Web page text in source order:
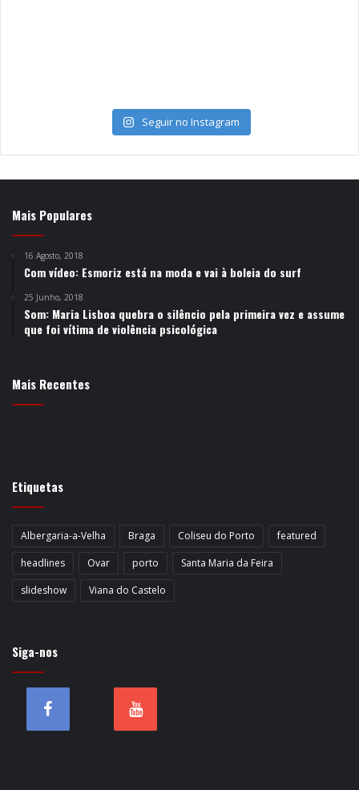
Seguir no Instagram
Mais Populares
16 Agosto, 2018
Com vídeo: Esmoriz está na moda e vai à boleia do surf
25 Junho, 2018
Som: Maria Lisboa quebra o silêncio pela primeira vez e assume
que foi vítima de violência psicológica
Mais Recentes
Etiquetas
Albergaria-a-Velha Braga Coliseu do Porto
featured
headlines
Ovar porto
Santa Maria da Feira
slideshow
Viana do Castelo
Siga-nos